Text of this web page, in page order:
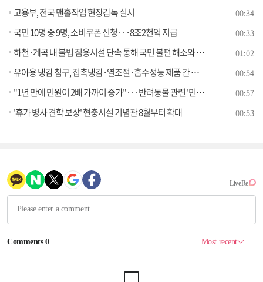
고용부, 전국 맨홀작업 현장감독 실시 00:34
국민 10명 중 9명, 소비쿠폰 신청···8조2천억 지급 00:33
하천·계곡 내 불법 점용시설 단속 통해 국민 불편 해소와 안전을 함께 챙긴다 01:02
유아용 냉감 침구, 접촉냉감·열조절·흡수성능 제품 간 차이 있어 00:54
"1년 만에 민원이 2배 가까이 증가"···반려동물 관련 '민원주의보' 발령 00:57
'휴가 병사 견학 보상' 현충시설 기념관 8월부터 확대 00:53